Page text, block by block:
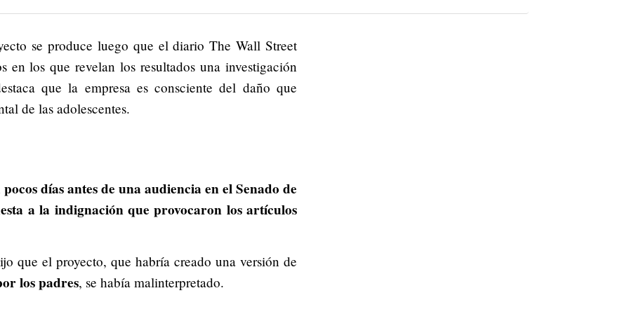
se produce luego que el diario The Wall Street
en los que revelan los resultados una investigación
que la empresa es consciente del daño que
de las adolescentes.
pocos días antes de una audiencia en el Senado de
a la indignación que provocaron los artículos
que el proyecto, que habría creado una versión de
los padres, se había malinterpretado.